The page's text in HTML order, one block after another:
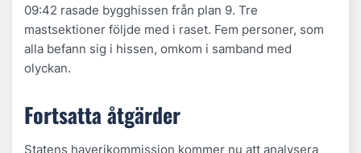
09:42 rasade bygghissen från plan 9. Tre
mastsektioner följde med i raset. Fem personer, som
alla befann sig i hissen, omkom i samband med
olyckan.
Fortsatta åtgärder
Statens haverikommission kommer nu att analysera